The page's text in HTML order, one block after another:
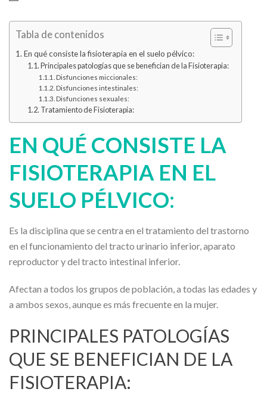
Tabla de contenidos
En qué consiste la fisioterapia en el suelo pélvico:
Principales patologías que se benefician de la Fisioterapia:
Disfunciones miccionales:
Disfunciones intestinales:
Disfunciones sexuales:
Tratamiento de Fisioterapia:
EN QUÉ CONSISTE LA
FISIOTERAPIA EN EL
SUELO PÉLVICO:
Es la disciplina que se centra en el tratamiento del trastorno
en el funcionamiento del tracto urinario inferior, aparato
reproductor y del tracto intestinal inferior.
Afectan a todos los grupos de población, a todas las edades y
a ambos sexos, aunque es más frecuente en la mujer.
PRINCIPALES PATOLOGÍAS
QUE SE BENEFICIAN DE LA
FISIOTERAPIA: